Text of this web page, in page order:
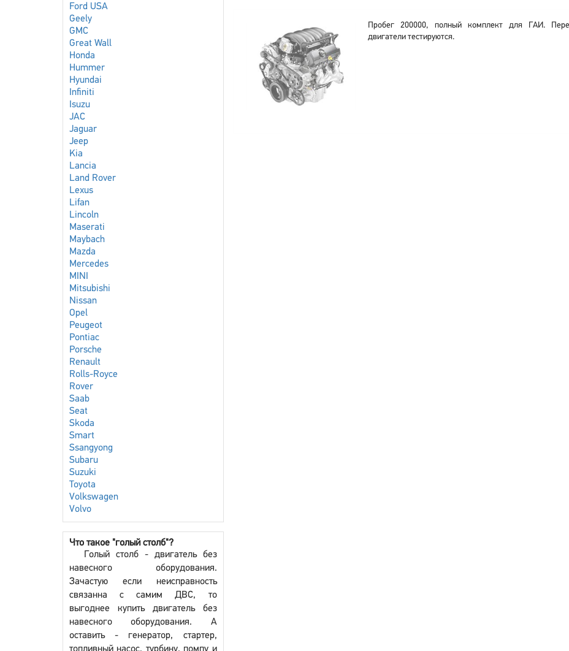
Ford USA
Geely
GMC
Great Wall
Honda
Hummer
Hyundai
Infiniti
Isuzu
JAC
Jaguar
Jeep
Kia
Lancia
Land Rover
Lexus
Lifan
Lincoln
Maserati
Maybach
Mazda
Mercedes
MINI
Mitsubishi
Nissan
Opel
Peugeot
Pontiac
Porsche
Renault
Rolls-Royce
Rover
Saab
Seat
Skoda
Smart
Ssangyong
Subaru
Suzuki
Toyota
Volkswagen
Volvo
Что такое "голый столб"?
Голый столб - двигатель без
навесного оборудования.
Зачастую если неисправность
связанна с самим ДВС, то
выгоднее купить двигатель без
навесного оборудования. А
оставить - генератор, стартер,
Пробег 200000, полный комплект для ГАИ.
двигатели тестируются.